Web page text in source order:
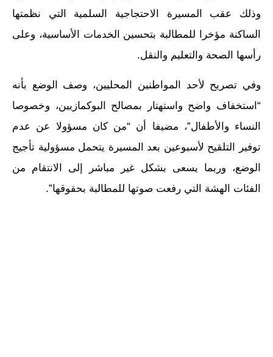
وذلك عقب المسيرة الاحتجاجية السلمية التي نظمتها
الساكنة مؤخرا للمطالبة بتحسين الخدمات الأساسية، وعلى
رأسها الصحة والتعليم والنقل.
وفي تصريح لأحد المواطنين المحليين، وصف الوضع بأنه
“استخفاف واضح واستهتار بمصالح البوكمازيين، وخصوصا
النساء والأطفال”، مضيفا أن “من كان مسؤولا عن عدم
توفير التلقيح لأسبوعين بعد المسيرة يتحمل مسؤولية تأجيج
الوضع، وربما يسعى بشكل غير مباشر إلى الانتقام من
الفئات الهشة التي رفعت صوتها للمطالبة بحقوقها”.